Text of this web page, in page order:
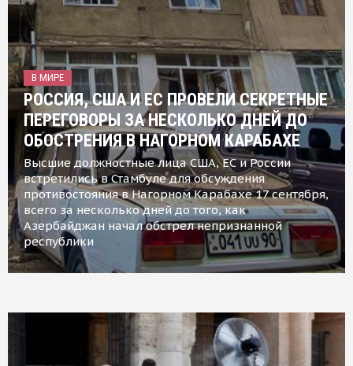
В МИРЕ
РОССИЯ, США И ЕС ПРОВЕЛИ СЕКРЕТНЫЕ
ПЕРЕГОВОРЫ ЗА НЕСКОЛЬКО ДНЕЙ ДО
ОБОСТРЕНИЯ В НАГОРНОМ КАРАБАХЕ
Высшие должностные лица США, ЕС и России
встретились в Стамбуле для обсуждения
противостояния в Нагорном Карабахе 17 сентября,
всего за несколько дней до того, как
Азербайджан начал обстрел непризнанной
республики